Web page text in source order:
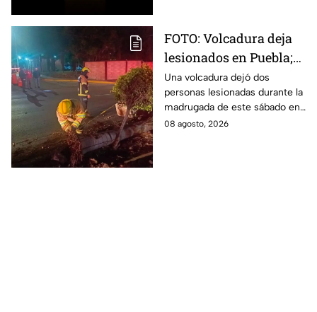
FOTO: Volcadura deja
lesionados en Puebla;
así quedó el vehículo
destrozado
Una volcadura dejó dos
personas lesionadas durante la
madrugada de este sábado en
la ciudad de Puebla, luego de
08 agosto, 2026